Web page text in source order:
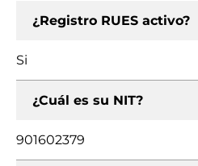
¿Registro RUES activo?
Si
¿Cuál es su NIT?
901602379